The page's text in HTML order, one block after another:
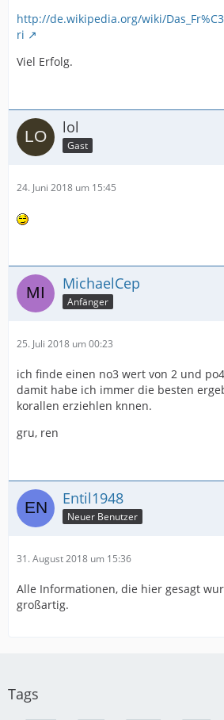
http://de.wikipedia.org/wiki/
ri
Viel Erfolg.
lol
Gast
24. Juni 2018 um 15:45
MichaelCep
Anfänger
25. Juli 2018 um 00:23
ich finde einen no3 wert von 2 und
damit habe ich immer die besten
korallen erziehlen knnen.
gru, ren
Entil1948
Neuer Benutzer
31. August 2018 um 15:36
Alle Informationen, die hier gesagt
großartig.
Tags